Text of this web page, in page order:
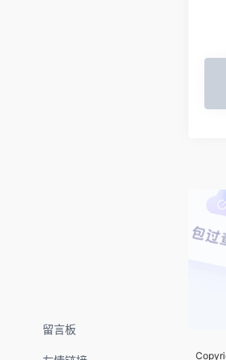
留言板